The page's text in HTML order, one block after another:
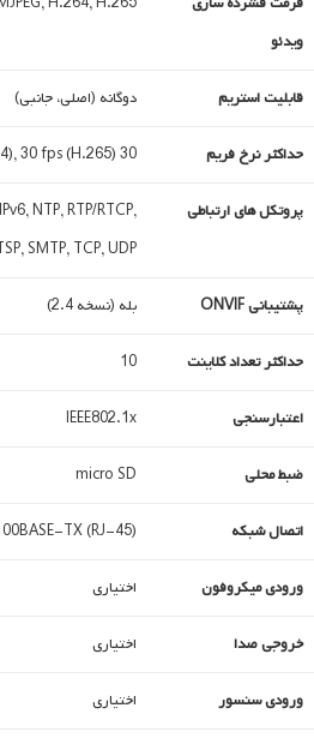
ویدئو
قابلیت استریم دوگانه (اصلی، جانبی)
حداکثر نرخ فریم 30 fps (MJPEG), 25 fps (H.264), 30 fps (H.265)
پروتکل های ارتباطی
NTP, RTP/RTCP,
SMTP, TCP, UDP
پشتیبانی ONVIF بله (نسخه 2.4)
حداکثر تعداد کلاینت 10
اعتبارسنجی IEEE802.1x
ضبط محلی micro SD
اتصال شبکه TX (RJ-45)
ورودی میکروفون اختیاری
خروجی صدا اختیاری
ورودی سنسور اختیاری